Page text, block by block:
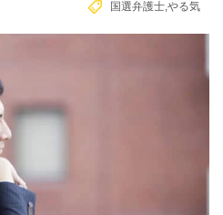
長野
国選弁護士,やる気